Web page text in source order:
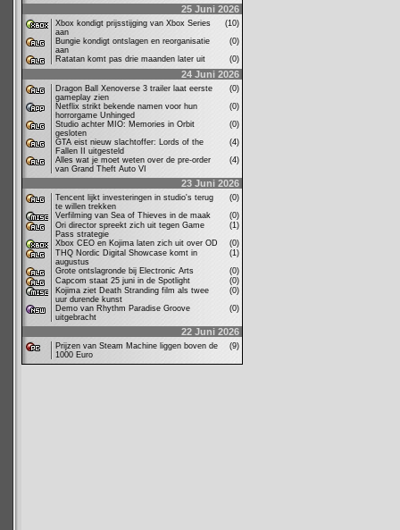
25 Juni 2026
Xbox kondigt prijsstijging van Xbox Series
aan
(10)
Bungie kondigt ontslagen en reorganisatie
aan
(0)
Ratatan komt pas drie maanden later uit
(0)
24 Juni 2026
Dragon Ball Xenoverse 3 trailer laat eerste
gameplay zien
(0)
Netflix strikt bekende namen voor hun
horrorgame Unhinged
(0)
Studio achter MIO: Memories in Orbit
gesloten
(0)
GTA eist nieuw slachtoffer: Lords of the
Fallen II uitgesteld
(4)
Alles wat je moet weten over de pre-order
van Grand Theft Auto VI
(4)
23 Juni 2026
Tencent lijkt investeringen in studio's terug
te willen trekken
(0)
Verfilming van Sea of Thieves in de maak
(0)
Ori director spreekt zich uit tegen Game
Pass strategie
(1)
Xbox CEO en Kojima laten zich uit over OD
(0)
THQ Nordic Digital Showcase komt in
augustus
(1)
Grote ontslagronde bij Electronic Arts
(0)
Capcom staat 25 juni in de Spotlight
(0)
Kojima ziet Death Stranding film als twee
uur durende kunst
(0)
Demo van Rhythm Paradise Groove
uitgebracht
(0)
22 Juni 2026
Prijzen van Steam Machine liggen boven de
1000 Euro
(9)